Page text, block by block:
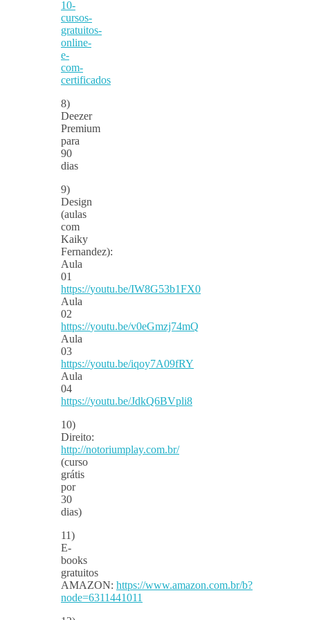
10-
cursos-
gratuitos-
online-
e-
com-
certificados
8)
Deezer
Premium
para
90
dias
9)
Design
(aulas
com
Kaiky
Fernandez):
Aula
01
https://youtu.be/IW8G53b1FX0
Aula
02
https://youtu.be/v0eGmzj74mQ
Aula
03
https://youtu.be/iqoy7A09fRY
Aula
04
https://youtu.be/JdkQ6BVpli8
10)
Direito:
http://notoriumplay.com.br/
(curso
grátis
por
30
dias)
11)
E-
books
gratuitos
AMAZON: https://www.amazon.com.br/b?
node=6311441011